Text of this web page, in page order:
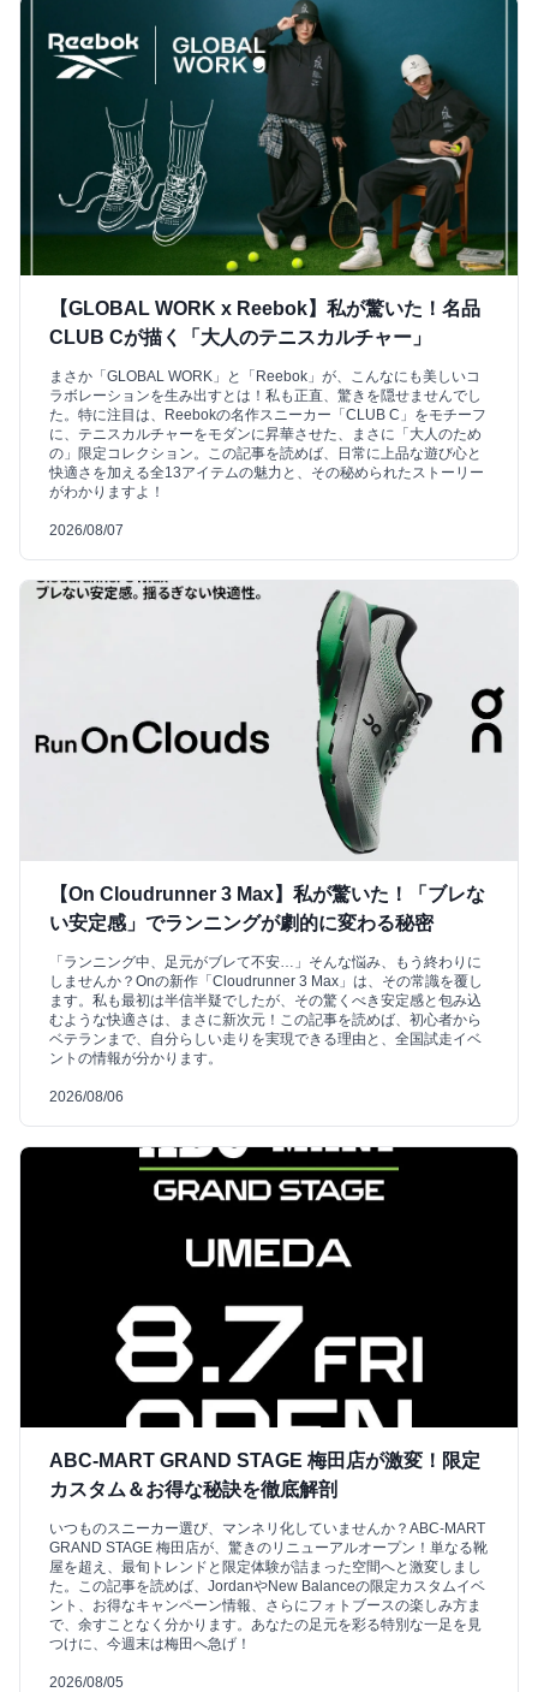
【GLOBAL WORK x Reebok】私が驚いた！名品
CLUB Cが描く「大人のテニスカルチャー」
まさか「GLOBAL WORK」と「Reebok」が、こんなにも美しいコ
ラボレーションを生み出すとは！私も正直、驚きを隠せませんでし
た。特に注目は、Reebokの名作スニーカー「CLUB C」をモチーフ
に、テニスカルチャーをモダンに昇華させた、まさに「大人のため
の」限定コレクション。この記事を読めば、日常に上品な遊び心と
快適さを加える全13アイテムの魅力と、その秘められたストーリー
がわかりますよ！
2026/08/07
【On Cloudrunner 3 Max】私が驚いた！「ブレな
い安定感」でランニングが劇的に変わる秘密
「ランニング中、足元がブレて不安…」そんな悩み、もう終わりに
しませんか？Onの新作「Cloudrunner 3 Max」は、その常識を覆し
ます。私も最初は半信半疑でしたが、その驚くべき安定感と包み込
むような快適さは、まさに新次元！この記事を読めば、初心者から
ベテランまで、自分らしい走りを実現できる理由と、全国試走イベ
ントの情報が分かります。
2026/08/06
ABC-MART GRAND STAGE 梅田店が激変！限定
カスタム＆お得な秘訣を徹底解剖
いつものスニーカー選び、マンネリ化していませんか？ABC-MART
GRAND STAGE 梅田店が、驚きのリニューアルオープン！単なる靴
屋を超え、最旬トレンドと限定体験が詰まった空間へと激変しまし
た。この記事を読めば、JordanやNew Balanceの限定カスタムイベ
ント、お得なキャンペーン情報、さらにフォトブースの楽しみ方ま
で、余すことなく分かります。あなたの足元を彩る特別な一足を見
つけに、今週末は梅田へ急げ！
2026/08/05